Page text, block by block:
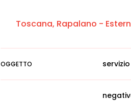
Toscana, Rapalano -
OGGETTO